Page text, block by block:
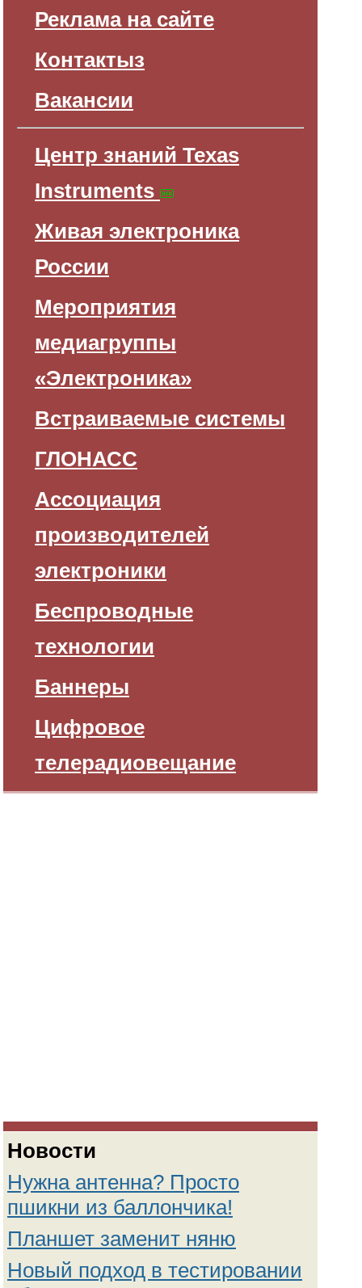
Реклама на сайте
Контактыз
Вакансии
Центр знаний Texas
Instruments
Живая электроника
России
Мероприятия
медиагруппы
«Электроника»
Встраиваемые системы
ГЛОНАСС
Ассоциация
производителей
электроники
Беспроводные
технологии
Баннеры
Цифровое
телерадиовещание
Новости
Нужна антенна? Просто
пшикни из баллончика!
Планшет заменит няню
Новый подход в тестировании